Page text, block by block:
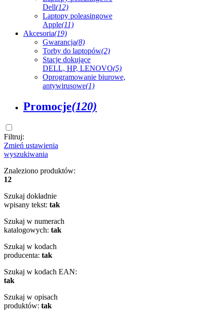
Dell(12)
Laptopy poleasingowe
Apple(11)
Akcesoria(19)
Gwarancja(8)
Torby do laptopów(2)
Stacje dokujące
DELL, HP, LENOVO(5)
Oprogramowanie biurowe,
antywirusowe(1)
Promocje(120)
Filtruj:
Zmień ustawienia
wyszukiwania
Znaleziono produktów:
12
Szukaj dokładnie
wpisany tekst: tak
Szukaj w numerach
katalogowych: tak
Szukaj w kodach
producenta: tak
Szukaj w kodach EAN:
tak
Szukaj w opisach
produktów: tak